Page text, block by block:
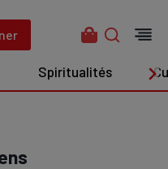
Culture
Spiritualités